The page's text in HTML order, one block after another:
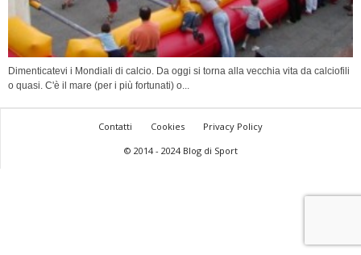
Dimenticatevi i Mondiali di calcio. Da oggi si torna alla vecchia vita da calciofili
o quasi. C'è il mare (per i più fortunati) o...
Contatti Cookies
Privacy Policy
© 2014 - 2024 Blog di Sport